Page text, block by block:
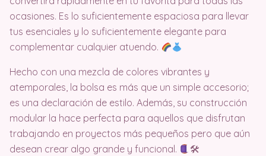
ocasiones. Es lo suficientemente espaciosa para llevar
tus esenciales y lo suficientemente elegante para
complementar cualquier atuendo.
Hecho con una mezcla de colores vibrantes y
atemporales, la bolsa es más que un simple accesorio;
es una declaración de estilo. Además, su construcción
modular la hace perfecta para aquellos que disfrutan
trabajando en proyectos más pequeños pero que aún
desean crear algo grande y funcional.
🛠